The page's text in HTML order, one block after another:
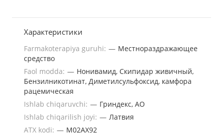
Характеристики
Farmakoterapiya guruhi: — Местнораздражающее
средство
Faol modda: — Нонивамид, Скипидар живичный,
Бензилникотинат, Диметилсульфоксид, камфора
рацемическая
Ishlab chiqaruvchi: — Гриндекс, АО
Ishlab chiqarilish joyi: — Латвия
ATX kodi: — M02AХ92